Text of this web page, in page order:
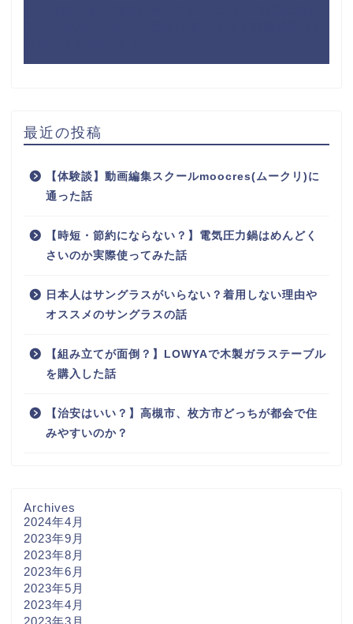
最近の投稿
【体験談】動画編集スクールmoocres(ムークリ)に
通った話
【時短・節約にならない？】電気圧力鍋はめんどく
さいのか実際使ってみた話
日本人はサングラスがいらない？着用しない理由や
オススメのサングラスの話
【組み立てが面倒？】LOWYAで木製ガラステーブル
を購入した話
【治安はいい？】高槻市、枚方市どっちが都会で住
みやすいのか？
Archives
2024年4月
2023年9月
2023年8月
2023年6月
2023年5月
2023年4月
2023年3月